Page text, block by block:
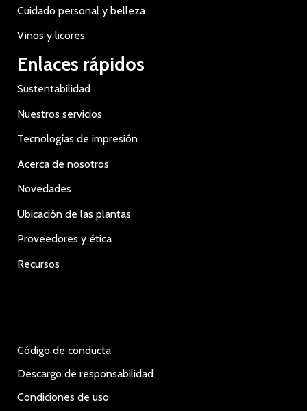
Cuidado personal y belleza
Vinos y licores
Enlaces rápidos
Sustentabilidad
Nuestros servicios
Tecnologías de impresión
Acerca de nosotros
Novedades
Ubicación de las plantas
Proveedores y ética
Recursos
Código de conducta
Descargo de responsabilidad
Condiciones de uso